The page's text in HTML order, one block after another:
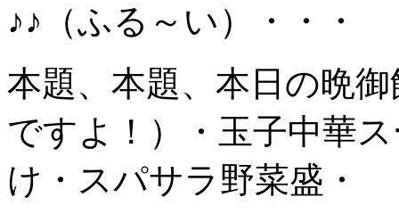
♪♪（ふる～い）・・・
本題、本題、本日の晩
ですよ！）・玉子中華
け・スパサラ野菜盛・